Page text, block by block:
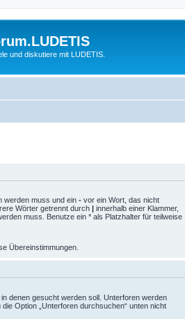
und diskutiere mit LUDETIS.
werden muss und ein - vor ein Wort, das nicht
Wörter getrennt durch | innerhalb einer Klammer,
muss. Benutze ein * als Platzhalter für teilweise
Übereinstimmungen.
denen gesucht werden soll. Unterforen werden
Option „Unterforen durchsuchen“ unten nicht